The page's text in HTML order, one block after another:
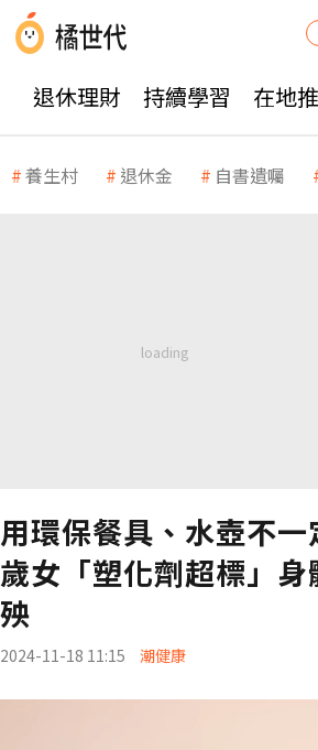
退休理財 持續學習 在地
養生村 退休金 自書遺囑
用環保餐具、水壺不
歲女「塑化劑超標」
殃
2024-11-18 11:15 潮健康